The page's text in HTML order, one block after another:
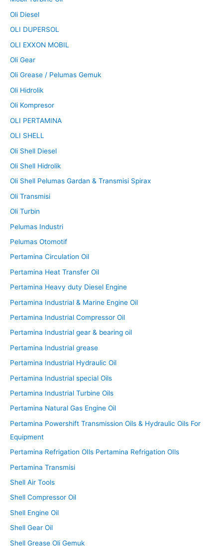
Oli Diesel
OLI DUPERSOL
OLI EXXON MOBIL
Oli Gear
Oli Grease / Pelumas Gemuk
Oli Hidrolik
Oli Kompresor
OLI PERTAMINA
OLI SHELL
Oli Shell Diesel
Oli Shell Hidrolik
Oli Shell Pelumas Gardan & Transmisi Spirax
Oli Transmisi
Oli Turbin
Pelumas Industri
Pelumas Otomotif
Pertamina Circulation Oil
Pertamina Heat Transfer Oil
Pertamina Heavy duty Diesel Engine
Pertamina Industrial & Marine Engine Oil
Pertamina Industrial Compressor Oil
Pertamina Industrial gear & bearing oil
Pertamina Industrial grease
Pertamina Industrial Hydraulic Oil
Pertamina Industrial special Oils
Pertamina Industrial Turbine Oils
Pertamina Natural Gas Engine Oil
Pertamina Powershift Transmission Oils & Hydraulic Oils For
Equipment
Pertamina Refrigation OIls Pertamina Refrigation OIls
Pertamina Transmisi
Shell Air Tools
Shell Compressor Oil
Shell Engine Oil
Shell Gear Oil
Shell Grease Oli Gemuk